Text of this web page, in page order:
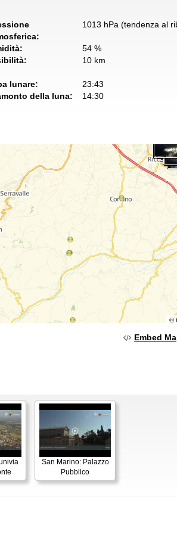
1013 hPa (tendenza al
54 %
10 km
lunare:
23:43
della luna:
14:30
©
Embed
San Marino: Palazzo
Pubblico